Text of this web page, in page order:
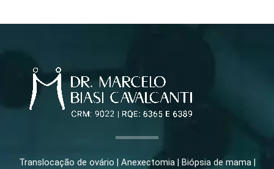
Translocação de ovário | Anexectomia | Biópsia de mama |